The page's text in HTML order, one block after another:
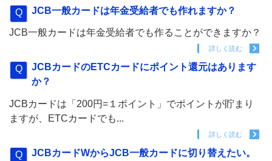
JCB一般カードは年金受給者でも作れますか？
JCB一般カードは年金受給者でも作ることができますか？
詳しく読む
JCBカードのETCカードにポイント還元はあります
か？
JCBカードは「200円=１ポイント」でポイントが貯まり
ますが、ETCカードでも...
詳しく読む
JCBカードWからJCB一般カードに切り替えたい。